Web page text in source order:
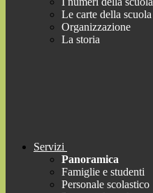
Le carte della scuola
Organizzazione
La storia
Servizi
Panoramica
Famiglie e studenti
Personale scolastico